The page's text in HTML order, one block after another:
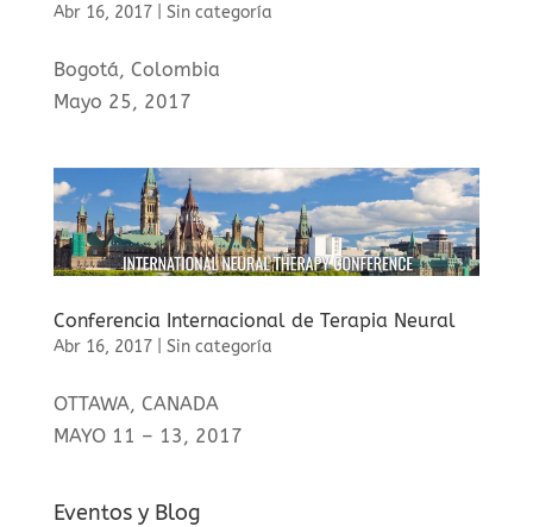
Abr 16, 2017| Sin categoría
Bogotá, Colombia
Mayo 25, 2017
Conferencia Internacional de Terapia Neural
Abr 16, 2017| Sin categoría
OTTAWA, CANADA
MAYO 11 – 13, 2017
Eventos y Blog